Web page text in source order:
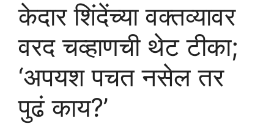
केदार शिंदेंच्या वक्तव्यावर
वरद चव्हाणची थेट टीका;
‘अपयश पचत नसेल तर
पुढं काय?’